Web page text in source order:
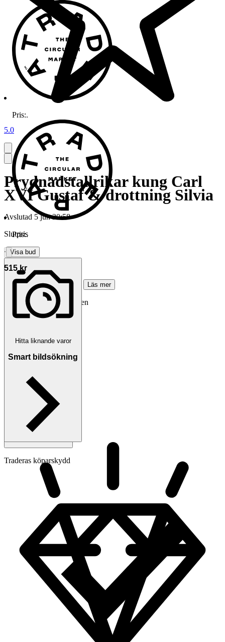
5.0
Prydnadstallrikar kung Carl
XVI Gustaf & drottning Silvia
Avslutad 5 jun 20:58
Slutpris
∙ Visa bud
515 kr
543 kr med köparskydd.
Läs mer
ulrikany11 vann auktionen
BetalningVia Tradera
Traderas köparskydd
Pris:.
Pris:.
Hitta liknande varor
Smart bildsökning